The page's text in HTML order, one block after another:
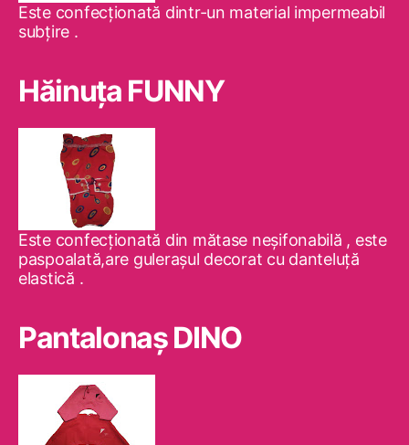
Este confecţionată dintr-un material impermeabil
subţire .
Hăinuţa FUNNY
Este confecţionată din mătase neşifonabilă , este
paspoalată,are guleraşul decorat cu danteluţă
elastică .
Pantalonaş DINO